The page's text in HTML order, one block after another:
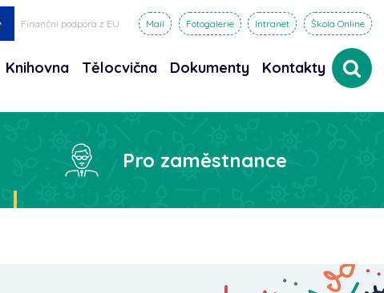
Finanční podpora z EU Mail Fotogalerie Intranet Škola Online
Knihovna Tělocvična Dokumenty Kontakty
Pro zaměstnance